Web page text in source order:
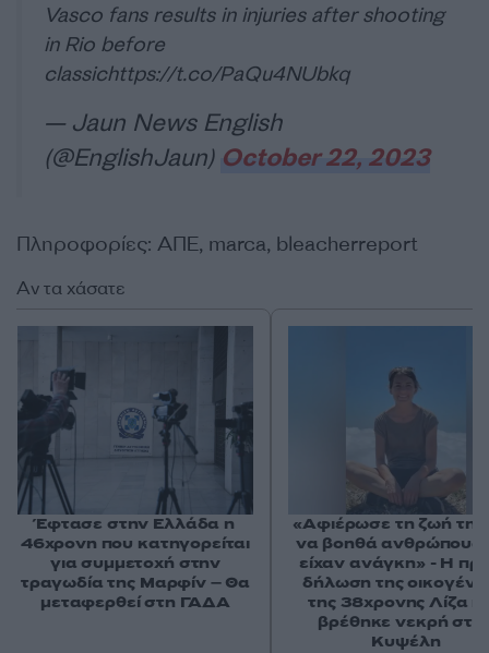
Vasco fans results in injuries after shooting
in Rio before
classichttps://t.co/PaQu4NUbkq
— Jaun News English
(@EnglishJaun) October 22, 2023
Πληροφορίες: ΑΠΕ, marca, bleacherreport
Αν τα χάσατε
Έφτασε στην Ελλάδα η
46χρονη που κατηγορείται
για συμμετοχή στην
τραγωδία της Μαρφίν – Θα
μεταφερθεί στη ΓΑΔΑ
«Αφιέρωσε τη ζωή της
να βοηθά ανθρώπους
είχαν ανάγκη» - Η
δήλωση της
της 38χρονης Λίζα
βρέθηκε νεκρή
Κυψέλη